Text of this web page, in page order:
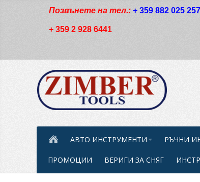
Позвънете на тел.: + 359 882 025 257
+ 359 2 928 6441
АВТО ИНСТРУМЕНТИ РЪЧНИ
ПРОМОЦИИ ВЕРИГИ ЗА СНЯГ